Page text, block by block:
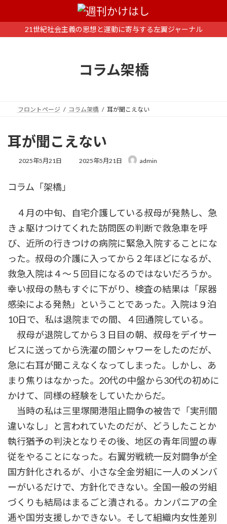
ン
ー
21世紀社会主義の思想と運動に寄与する左翼ジャーナル
コラム架橋
フロントページ コラム架橋 耳が聞こえない
耳が聞こえない
2025年5月21日
最
:
2025年5月21日 admin
コラム「架橋」
４月の中旬、自宅介護している叔母が発熱し、急
きょ駆けつけてくれた訪問医の判断で救急車を呼
び、近所の行きつけの病院に緊急入院することにな
った。叔母の介護に入ってから２年ほどになるが、
救急入院は４～５回目になるのではないだろうか。
幸い叔母の熱もすぐに下がり、検査の結果は「尿器
感染による発熱」ということであった。入院は９泊
10日で、私は退院までの間、４回通院している。
叔母が退院してから３日目の朝、叔母をデイサー
ビスに送ってから洗濯の間シャワーをしたのだが、
急に右耳が聞こえなくなってしまった。しかし、あ
まり焦りはなかった。20代の中盤から30代の初めに
かけて、同様の経験をしていたからだ。
当時の私は三里塚開港阻止闘争の被告で「実刑間
違いなし」と言われていたのだが、どうしたことか
執行猶予の判決となりその後、地区の青年同盟の専
従をやることになった。右翼労戦統一反対闘争が全
国方針化されるが、小さな全金労組に一人のメンバ
ーがいるだけで、方針化できない。全国一般の労組
づくりも結局はまるごと潰される。カンパニアの全
逓や国労支援しかできない。そして組織内女性差別